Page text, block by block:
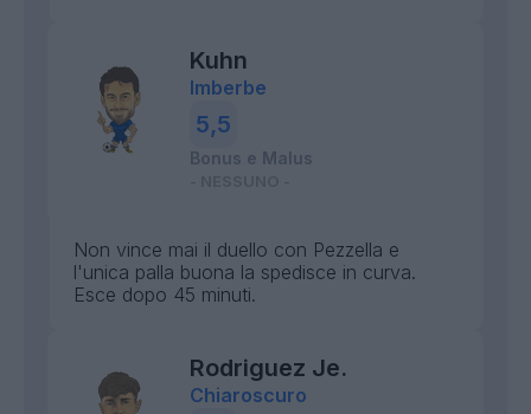
Kuhn
Imberbe
5,5
Bonus e Malus
Non vince mai il duello con Pezzella e
l'unica palla buona la spedisce in curva.
Esce dopo 45 minuti.
Rodriguez Je.
Chiaroscuro